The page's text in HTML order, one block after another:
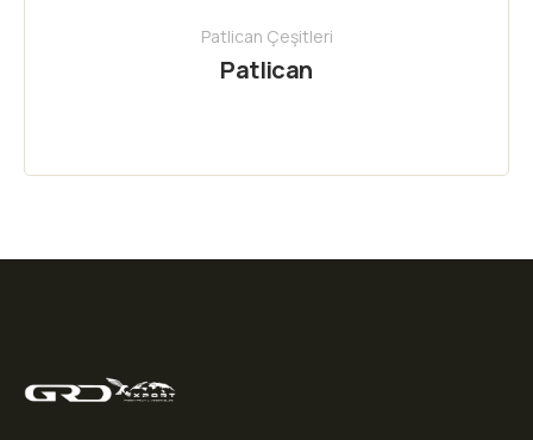
Patlican Çeşitleri
Patlican